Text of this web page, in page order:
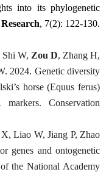
into its phylogenetic
, 7(2): 122-130.
W, Zou D, Zhang H,
2024. Genetic diversity
horse (Equus ferus)
Conservation
Liao W, Jiang P, Zhao
genes and ontogenetic
the National Academy